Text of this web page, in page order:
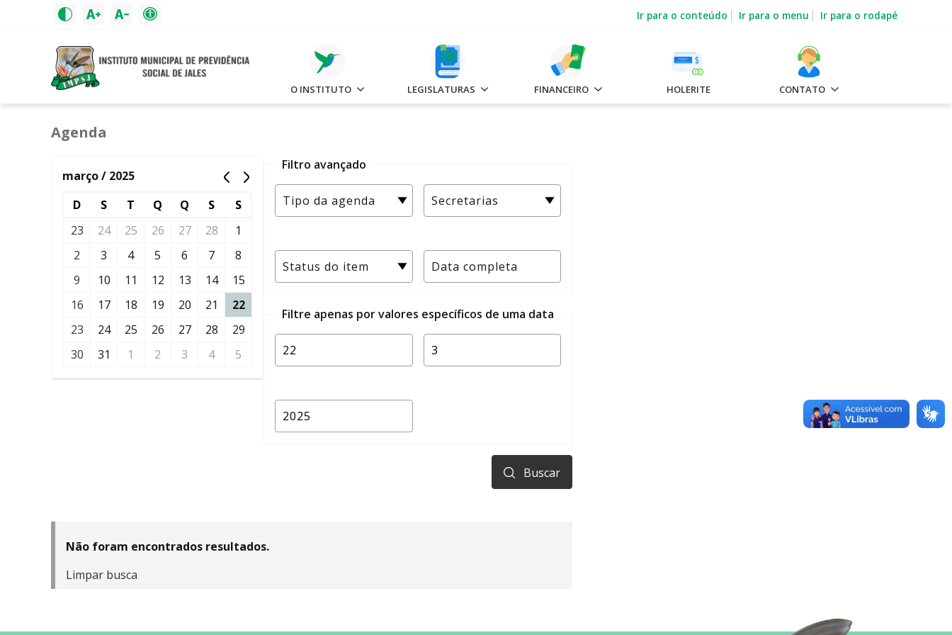
Ir para o conteúdo Ir para o menu Ir para o rodapé
O INSTITUTO LEGISLATURAS FINANCEIRO HOLERITE CONTATO
Agenda
março / 2025
D
S T Q Q S
S
23
24 25 26 27 28
1
2
3 4 5 6 7
8
9
10 11 12 13 14
15
16
17 18 19 20 21
22
23
24 25 26 27 28
29
30
31 1 2 3 4 5
Filtro avançado
Filtre apenas por valores específicos de uma data
Buscar
Não foram encontrados resultados.
Limpar busca